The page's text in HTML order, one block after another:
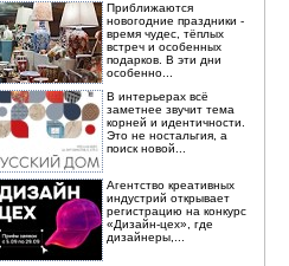
Приближаются
новогодние праздники -
время чудес, тёплых
встреч и особенных
подарков. В эти дни
особенно...
В интерьерах всё
заметнее звучит тема
корней и идентичности.
Это не ностальгия, а
поиск новой...
Агентство креативных
индустрий открывает
регистрацию на конкурс
«Дизайн-цех», где
дизайнеры,...